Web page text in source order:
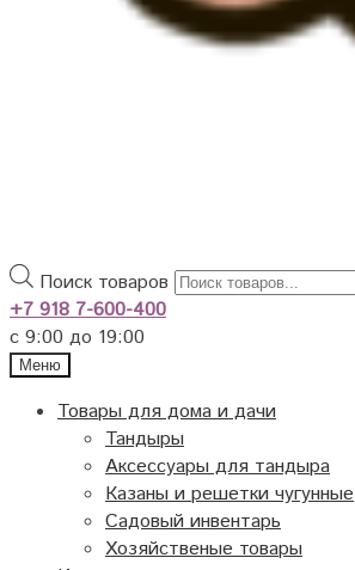
Поиск товаров
+7 918 7-600-400
с 9:00 до 19:00
Меню
Товары для дома и дачи
Тандыры
Аксессуары для тандыра
Казаны и решетки чугунные
Садовый инвентарь
Хозяйственые товары